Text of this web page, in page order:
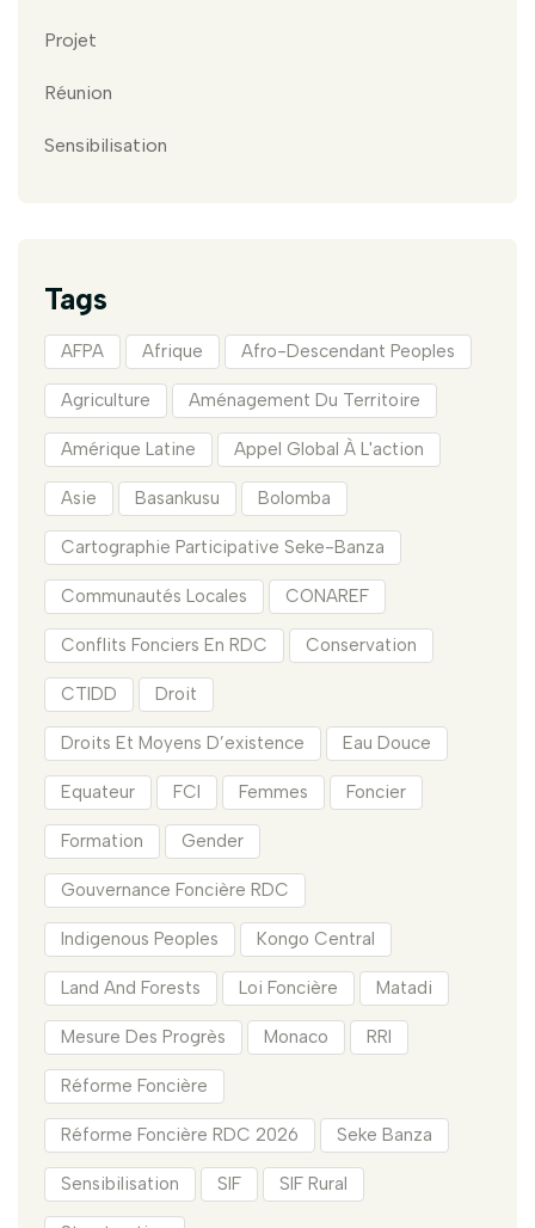
Projet
Réunion
Sensibilisation
Tags
AFPA Afrique Afro-Descendant Peoples
Agriculture Aménagement Du Territoire
Amérique Latine Appel Global À L'action
Asie Basankusu Bolomba
Cartographie Participative Seke-Banza
Communautés Locales CONAREF
Conflits Fonciers En RDC Conservation
CTIDD Droit
Droits Et Moyens D’existence Eau Douce
Equateur FCI Femmes Foncier
Formation Gender
Gouvernance Foncière RDC
Indigenous Peoples Kongo Central
Land And Forests Loi Foncière Matadi
Mesure Des Progrès Monaco RRI
Réforme Foncière
Réforme Foncière RDC 2026 Seke Banza
Sensibilisation SIF SIF Rural